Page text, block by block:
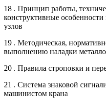
18 . Принцип работы,
конструктивные
узлов
19 . Методическая,
выполнению наладки
20 . Правила строповки и
21 . Система знаковой
машинистом крана